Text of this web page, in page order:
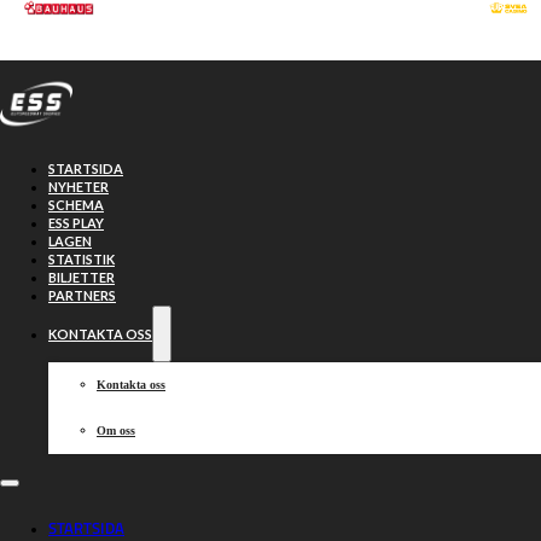
Hoppa till huvudinnehåll
STARTSIDA
NYHETER
SCHEMA
ESS PLAY
LAGEN
STATISTIK
BILJETTER
PARTNERS
KONTAKTA OSS
Kontakta oss
Om oss
STARTSIDA
Två nya klubbar